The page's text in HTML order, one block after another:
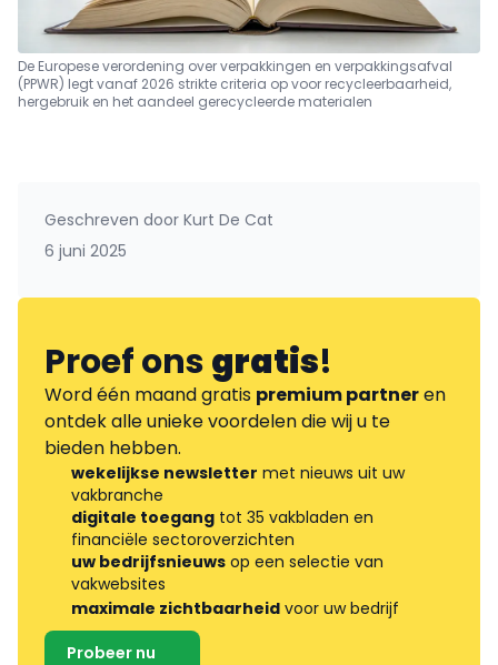
De Europese verordening over verpakkingen en verpakkingsafval
(PPWR) legt vanaf 2026 strikte criteria op voor recycleerbaarheid,
hergebruik en het aandeel gerecycleerde materialen
Geschreven door Kurt De Cat
6 juni 2025
Proef onsgratis!
Word één maand gratis premium partneren
ontdek alle unieke voordelen die wij u te
bieden hebben.
wekelijkse newsletter met nieuws uit uw
vakbranche
digitale toegang tot 35 vakbladen en
financiële sectoroverzichten
uw bedrijfsnieuws op een selectie van
vakwebsites
maximale zichtbaarheid voor uw bedrijf
Probeer nu